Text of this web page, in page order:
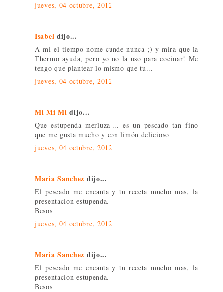
jueves, 04 octubre, 2012
Isabel dijo...
A mi el tiempo nome cunde nunca ;) y mira que la
Thermo ayuda, pero yo no la uso para cocinar! Me
tengo que plantear lo mismo que tu...
jueves, 04 octubre, 2012
Mi Mi Mi dijo...
Que estupenda merluza.... es un pescado tan fino
que me gusta mucho y con limón delicioso
jueves, 04 octubre, 2012
Maria Sanchez dijo...
El pescado me encanta y tu receta mucho mas, la
presentacion estupenda.
Besos
jueves, 04 octubre, 2012
Maria Sanchez dijo...
El pescado me encanta y tu receta mucho mas, la
presentacion estupenda.
Besos